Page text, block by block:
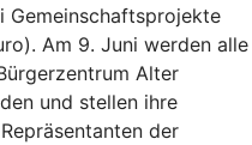
Gemeinschaftsprojekte
Am 9. Juni werden alle
Alter
und stellen ihre
der